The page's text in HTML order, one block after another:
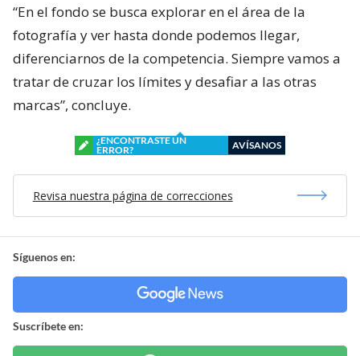
“En el fondo se busca explorar en el área de la
fotografía y ver hasta donde podemos llegar,
diferenciarnos de la competencia. Siempre vamos a
tratar de cruzar los límites y desafiar a las otras
marcas”, concluye.
¿ENCONTRASTE UN
ERROR?
AVÍSANOS
Revisa nuestra página de correcciones
Síguenos en:
Suscríbete en: